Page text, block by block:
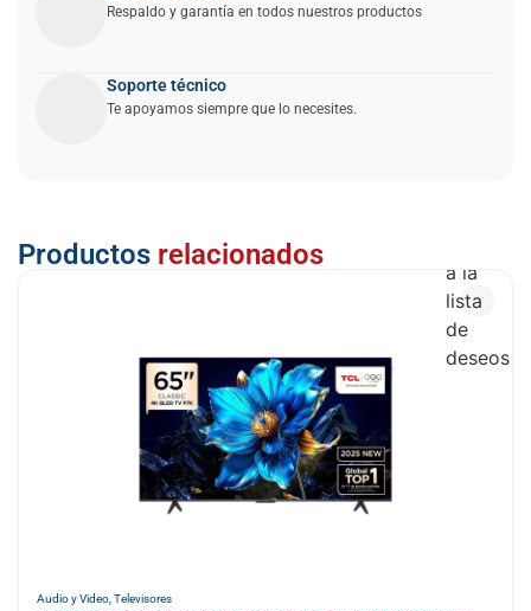
Respaldo y garantía en todos nuestros productos
Soporte técnico
Te apoyamos siempre que lo necesites.
Productos relacionados
Audio y Video Televisores
a la
lista
de
deseos